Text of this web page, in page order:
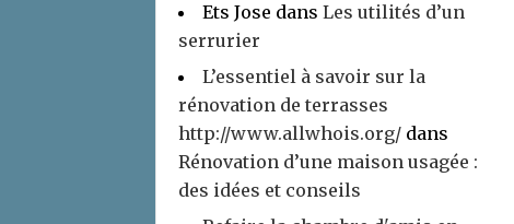
Ets Jose dans Les utilités d’un
serrurier
L’essentiel à savoir sur la
rénovation de terrasses
http://www.allwhois.org/ dans
Rénovation d’une maison usagée :
des idées et conseils